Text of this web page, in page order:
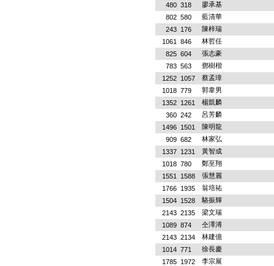
480 318
廖承基
802 580
藍清華
243
176
陳梓瑞
1061
846
林哲任
825 604
張志豪
783 563
鄧樹楷
1252
1057
蔡孟璋
1018 779
郭韋男
1352
1261
楊凱麟
360 242
呂芳麟
1496
1501
陳明龍
909 682
林家弘
1337
1231
黃智成
1018 780
鄭至翔
1551
1588
張慧麗
1766
1935
翁培祐
1504
1528
駱振輝
2143 2135
梁文瑞
1089 874
仝澤溥
2143 2134
林建億
1014 771
徐長慶
1785
1972
李宗展